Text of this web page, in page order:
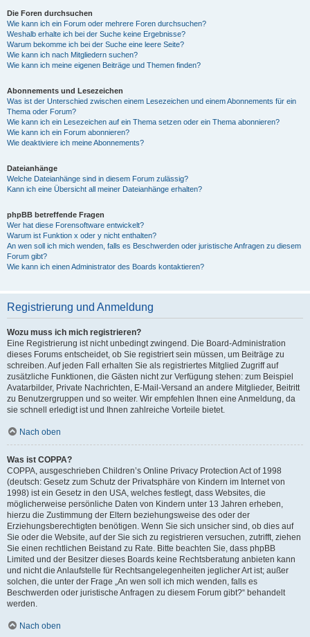
Die Foren durchsuchen
Wie kann ich ein Forum oder mehrere Foren durchsuchen?
Weshalb erhalte ich bei der Suche keine Ergebnisse?
Warum bekomme ich bei der Suche eine leere Seite?
Wie kann ich nach Mitgliedern suchen?
Wie kann ich meine eigenen Beiträge und Themen finden?
Abonnements und Lesezeichen
Was ist der Unterschied zwischen einem Lesezeichen und einem Abonnements für ein
Thema oder Forum?
Wie kann ich ein Lesezeichen auf ein Thema setzen oder ein Thema abonnieren?
Wie kann ich ein Forum abonnieren?
Wie deaktiviere ich meine Abonnements?
Dateianhänge
Welche Dateianhänge sind in diesem Forum zulässig?
Kann ich eine Übersicht all meiner Dateianhänge erhalten?
phpBB betreffende Fragen
Wer hat diese Forensoftware entwickelt?
Warum ist Funktion x oder y nicht enthalten?
An wen soll ich mich wenden, falls es Beschwerden oder juristische Anfragen zu diesem
Forum gibt?
Wie kann ich einen Administrator des Boards kontaktieren?
Registrierung und Anmeldung
Wozu muss ich mich registrieren?
Eine Registrierung ist nicht unbedingt zwingend. Die Board-Administration
dieses Forums entscheidet, ob Sie registriert sein müssen, um Beiträge zu
schreiben. Auf jeden Fall erhalten Sie als registriertes Mitglied Zugriff auf
zusätzliche Funktionen, die Gästen nicht zur Verfügung stehen: zum Beispiel
Avatarbilder, Private Nachrichten, E-Mail-Versand an andere Mitglieder, Beitritt
zu Benutzergruppen und so weiter. Wir empfehlen Ihnen eine Anmeldung, da
sie schnell erledigt ist und Ihnen zahlreiche Vorteile bietet.
Nach oben
Was ist COPPA?
COPPA, ausgeschrieben Children’s Online Privacy Protection Act of 1998
(deutsch: Gesetz zum Schutz der Privatsphäre von Kindern im Internet von
1998) ist ein Gesetz in den USA, welches festlegt, dass Websites, die
möglicherweise persönliche Daten von Kindern unter 13 Jahren erheben,
hierzu die Zustimmung der Eltern beziehungsweise des oder der
Erziehungsberechtigten benötigen. Wenn Sie sich unsicher sind, ob dies auf
Sie oder die Website, auf der Sie sich zu registrieren versuchen, zutrifft, ziehen
Sie einen rechtlichen Beistand zu Rate. Bitte beachten Sie, dass phpBB
Limited und der Besitzer dieses Boards keine Rechtsberatung anbieten kann
und nicht die Anlaufstelle für Rechtsangelegenheiten jeglicher Art ist; außer
solchen, die unter der Frage „An wen soll ich mich wenden, falls es
Beschwerden oder juristische Anfragen zu diesem Forum gibt?“ behandelt
werden.
Nach oben